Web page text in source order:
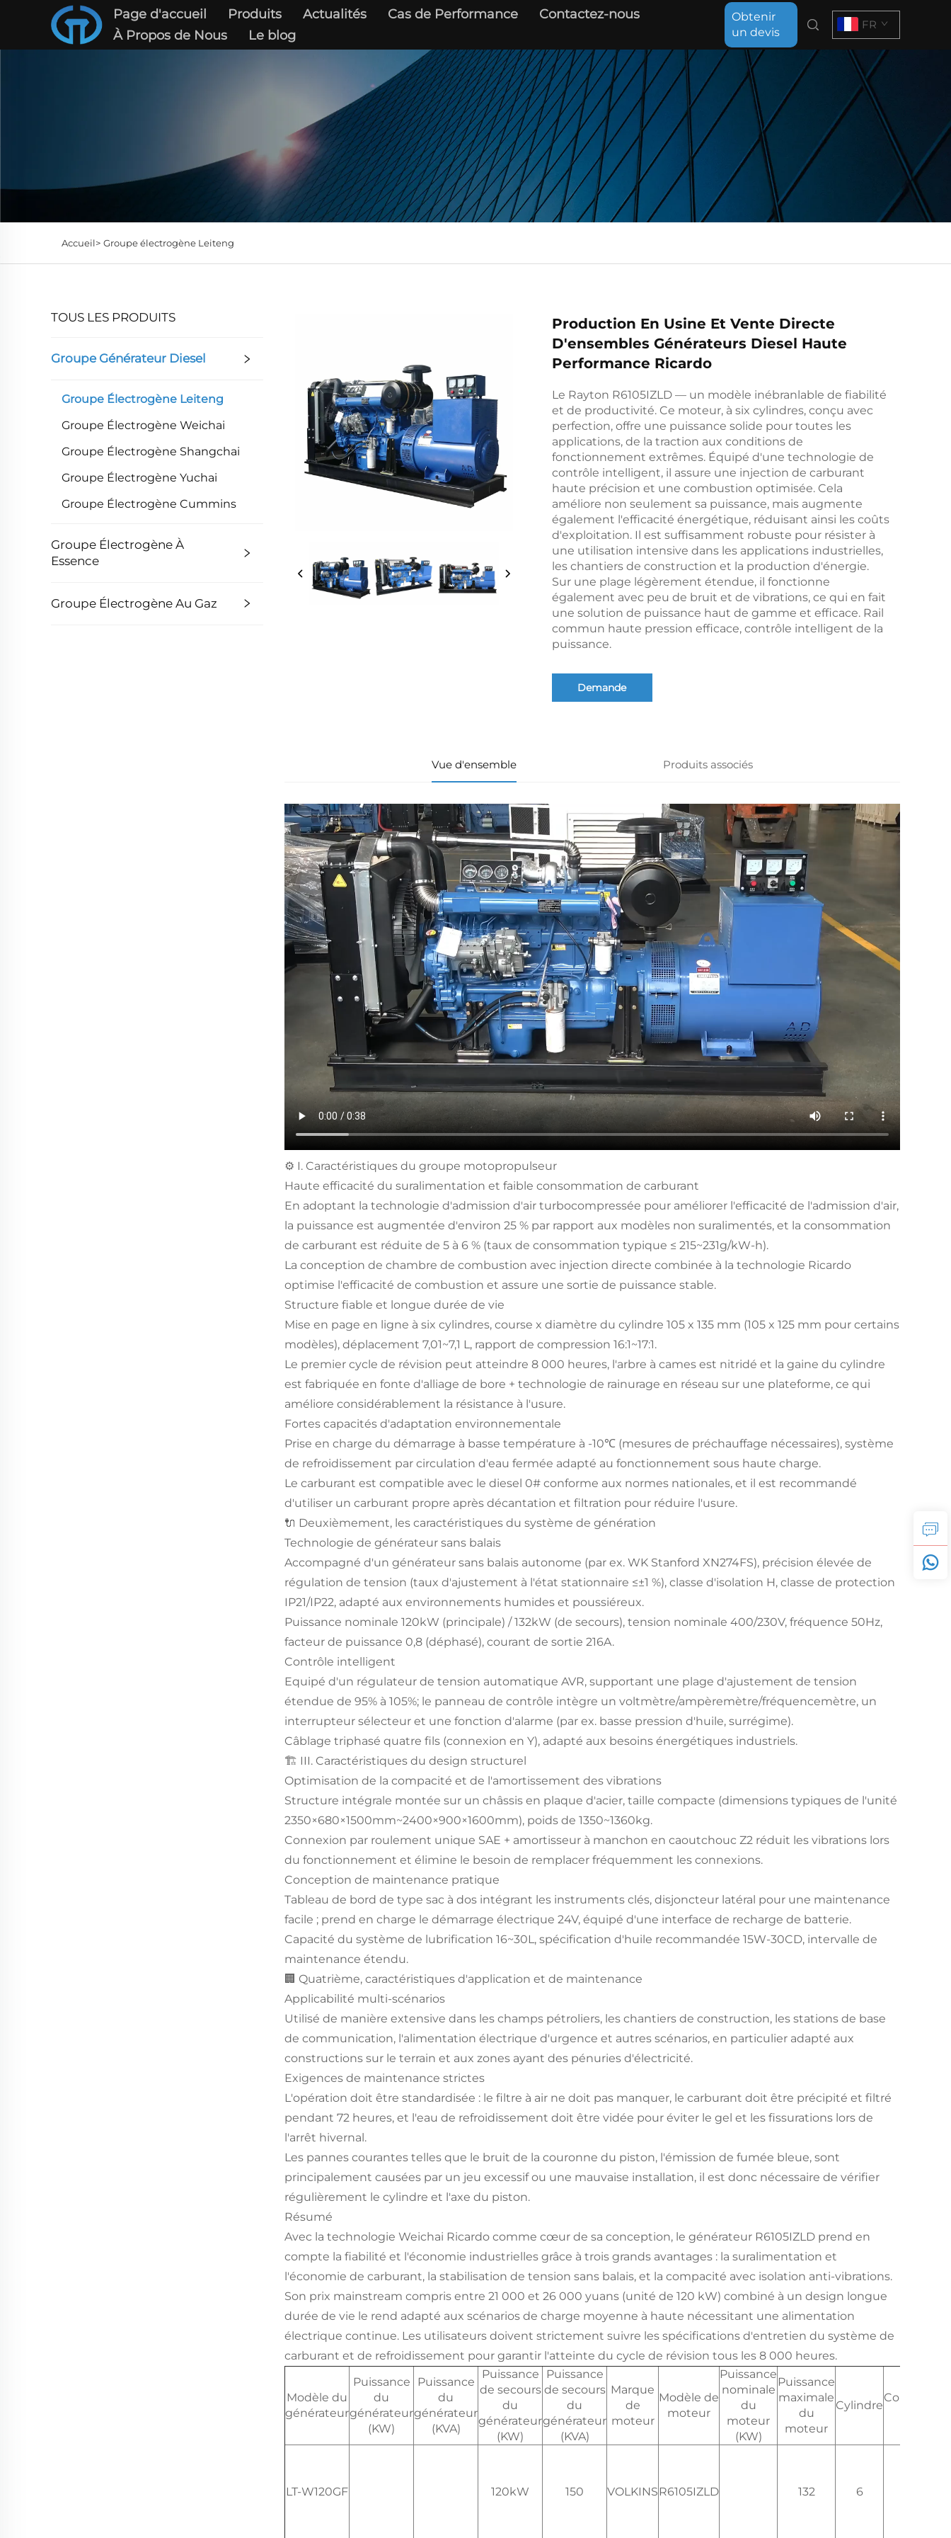
Page d'accueil Produits Actualités Cas de Performance
Contactez-nous
À Propos de Nous
Le blog
Obtenir
un devis
FR
Accueil> Groupe électrogène Leiteng
TOUS LES PRODUITS
Groupe Générateur Diesel
Groupe Électrogène Leiteng
Groupe Électrogène Weichai
Groupe Électrogène Shangchai
Groupe Électrogène Yuchai
Groupe Électrogène Cummins
Groupe Électrogène À
Essence
Groupe Électrogène Au Gaz
Production En Usine Et Vente Directe
D'ensembles Générateurs Diesel Haute
Performance Ricardo
Le Rayton R6105IZLD — un modèle inébranlable de fiabilité
et de productivité. Ce moteur, à six cylindres, conçu avec
perfection, offre une puissance solide pour toutes les
applications, de la traction aux conditions de
fonctionnement extrêmes. Équipé d'une technologie de
contrôle intelligent, il assure une injection de carburant
haute précision et une combustion optimisée. Cela
améliore non seulement sa puissance, mais augmente
également l'efficacité énergétique, réduisant ainsi les coûts
d'exploitation. Il est suffisamment robuste pour résister à
une utilisation intensive dans les applications industrielles,
les chantiers de construction et la production d'énergie.
Sur une plage légèrement étendue, il fonctionne
également avec peu de bruit et de vibrations, ce qui en fait
une solution de puissance haut de gamme et efficace. Rail
commun haute pression efficace, contrôle intelligent de la
puissance.
Demande
Vue d'ensemble Produits associés
⚙️ I. Caractéristiques du groupe motopropulseur
Haute efficacité du suralimentation et faible consommation de carburant
En adoptant la technologie d'admission d'air turbocompressée pour améliorer l'efficacité de l'admission d'air,
la puissance est augmentée d'environ 25 % par rapport aux modèles non suralimentés, et la consommation
de carburant est réduite de 5 à 6 % (taux de consommation typique ≤ 215~231g/kW-h).
La conception de chambre de combustion avec injection directe combinée à la technologie Ricardo
optimise l'efficacité de combustion et assure une sortie de puissance stable.
Structure fiable et longue durée de vie
Mise en page en ligne à six cylindres, course x diamètre du cylindre 105 x 135 mm (105 x 125 mm pour certains
modèles), déplacement 7,01~7,1 L, rapport de compression 16:1~17:1.
Le premier cycle de révision peut atteindre 8 000 heures, l'arbre à cames est nitridé et la gaine du cylindre
est fabriquée en fonte d'alliage de bore + technologie de rainurage en réseau sur une plateforme, ce qui
améliore considérablement la résistance à l'usure.
Fortes capacités d'adaptation environnementale
Prise en charge du démarrage à basse température à -10℃ (mesures de préchauffage nécessaires), système
de refroidissement par circulation d'eau fermée adapté au fonctionnement sous haute charge.
Le carburant est compatible avec le diesel 0# conforme aux normes nationales, et il est recommandé
d'utiliser un carburant propre après décantation et filtration pour réduire l'usure.
🔌 Deuxièmement, les caractéristiques du système de génération
Technologie de générateur sans balais
Accompagné d'un générateur sans balais autonome (par ex. WK Stanford XN274FS), précision élevée de
régulation de tension (taux d'ajustement à l'état stationnaire ≤±1 %), classe d'isolation H, classe de protection
IP21/IP22, adapté aux environnements humides et poussiéreux.
Puissance nominale 120kW (principale) / 132kW (de secours), tension nominale 400/230V, fréquence 50Hz,
facteur de puissance 0,8 (déphasé), courant de sortie 216A.
Contrôle intelligent
Equipé d'un régulateur de tension automatique AVR, supportant une plage d'ajustement de tension
étendue de 95% à 105%; le panneau de contrôle intègre un voltmètre/ampèremètre/fréquencemètre, un
interrupteur sélecteur et une fonction d'alarme (par ex. basse pression d'huile, surrégime).
Câblage triphasé quatre fils (connexion en Y), adapté aux besoins énergétiques industriels.
🏗️ III. Caractéristiques du design structurel
Optimisation de la compacité et de l'amortissement des vibrations
Structure intégrale montée sur un châssis en plaque d'acier, taille compacte (dimensions typiques de l'unité
2350×680×1500mm~2400×900×1600mm), poids de 1350~1360kg.
Connexion par roulement unique SAE + amortisseur à manchon en caoutchouc Z2 réduit les vibrations lors
du fonctionnement et élimine le besoin de remplacer fréquemment les connexions.
Conception de maintenance pratique
Tableau de bord de type sac à dos intégrant les instruments clés, disjoncteur latéral pour une maintenance
facile ; prend en charge le démarrage électrique 24V, équipé d'une interface de recharge de batterie.
Capacité du système de lubrification 16~30L, spécification d'huile recommandée 15W-30CD, intervalle de
maintenance étendu.
🏢 Quatrième, caractéristiques d'application et de maintenance
Applicabilité multi-scénarios
Utilisé de manière extensive dans les champs pétroliers, les chantiers de construction, les stations de base
de communication, l'alimentation électrique d'urgence et autres scénarios, en particulier adapté aux
constructions sur le terrain et aux zones ayant des pénuries d'électricité.
Exigences de maintenance strictes
L'opération doit être standardisée : le filtre à air ne doit pas manquer, le carburant doit être précipité et filtré
pendant 72 heures, et l'eau de refroidissement doit être vidée pour éviter le gel et les fissurations lors de
l'arrêt hivernal.
Les pannes courantes telles que le bruit de la couronne du piston, l'émission de fumée bleue, sont
principalement causées par un jeu excessif ou une mauvaise installation, il est donc nécessaire de vérifier
régulièrement le cylindre et l'axe du piston.
Résumé
Avec la technologie Weichai Ricardo comme cœur de sa conception, le générateur R6105IZLD prend en
compte la fiabilité et l'économie industrielles grâce à trois grands avantages : la suralimentation et
l'économie de carburant, la stabilisation de tension sans balais, et la compacité avec isolation anti-vibrations.
Son prix mainstream compris entre 21 000 et 26 000 yuans (unité de 120 kW) combiné à un design longue
durée de vie le rend adapté aux scénarios de charge moyenne à haute nécessitant une alimentation
électrique continue. Les utilisateurs doivent strictement suivre les spécifications d'entretien du système de
carburant et de refroidissement pour garantir l'atteinte du cycle de révision tous les 8 000 heures.
Modèle du
générateur
Puissance
du
générateur
(KW)
Puissance
du
générateur
(KVA)
Puissance
de secours
du
générateur
(KW)
Puissance
de secours
du
générateur
(KVA)
Marque
de
moteur
Modèle de
moteur
Puissance
nominale
du
moteur
(KW)
Puissance
maximale
du
moteur
Cylindre
LT-W120GF 120kW 150 VOLKINSR6105IZLD 132 6